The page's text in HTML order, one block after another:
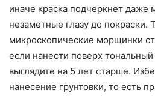
иначе краска подчеркнет даже
незаметные глазу до
микроскопические морщинки
если нанести поверх
выглядите на 5 лет старше.
нанесение грунтовки, то есть